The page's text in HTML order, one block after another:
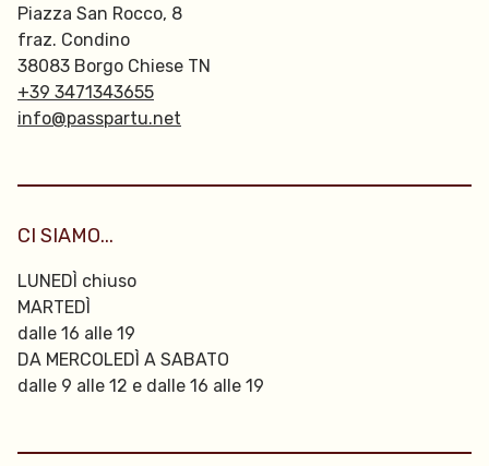
Piazza San Rocco, 8
fraz. Condino
38083 Borgo Chiese TN
+39 3471343655
info@passpartu.net
CI SIAMO...
LUNEDÌ chiuso
MARTEDÌ
dalle 16 alle 19
DA MERCOLEDÌ A SABATO
dalle 9 alle 12 e dalle 16 alle 19